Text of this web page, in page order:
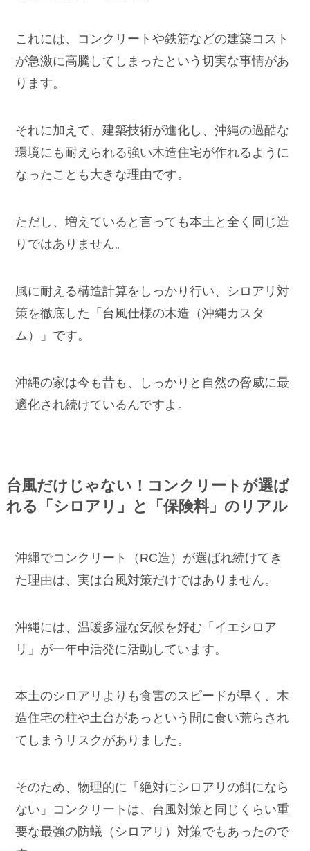
これには、コンクリートや鉄筋などの建築コスト
が急激に高騰してしまったという切実な事情があ
ります。
それに加えて、建築技術が進化し、沖縄の過酷な
環境にも耐えられる強い木造住宅が作れるように
なったことも大きな理由です。
ただし、増えていると言っても本土と全く同じ造
りではありません。
風に耐える構造計算をしっかり行い、シロアリ対
策を徹底した「台風仕様の木造（沖縄カスタ
ム）」です。
沖縄の家は今も昔も、しっかりと自然の脅威に最
適化され続けているんですよ。
台風だけじゃない！コンクリートが選ば
れる「シロアリ」と「保険料」のリアル
沖縄でコンクリート（RC造）が選ばれ続けてき
た理由は、実は台風対策だけではありません。
沖縄には、温暖多湿な気候を好む「イエシロア
リ」が一年中活発に活動しています。
本土のシロアリよりも食害のスピードが早く、木
造住宅の柱や土台があっという間に食い荒らされ
てしまうリスクがありました。
そのため、物理的に「絶対にシロアリの餌になら
ない」コンクリートは、台風対策と同じくらい重
要な最強の防蟻（シロアリ）対策でもあったので